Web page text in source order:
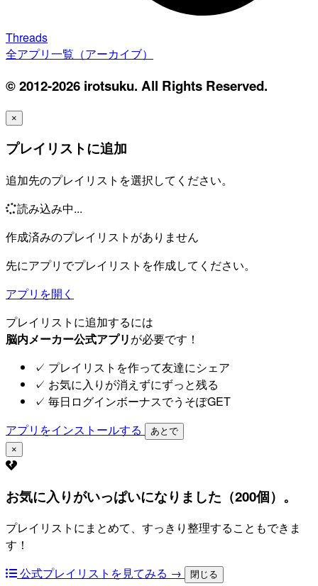
Threads
全アプリ一覧（アーカイブ）
© 2012-2026 irotsuku. All Rights Reserved.
×
プレイリストに追加
追加先のプレイリストを選択してください。
読み込み中...
作成済みのプレイリストがありません
先にアプリでプレイリストを作成してください。
アプリを開く
プレイリストに追加するには
脳内メーカー公式アプリが必要です！
✓ プレイリストを作って友達にシェア
✓ お気に入りが消えずにずっと残る
✓ 毎日ログインボーナスでうそぽGET
アプリをインストールする
あとで
×
お気に入りがいっぱいになりました（200個）。
プレイリストにまとめて、すっきり整理することもできま
す！
公式プレイリストを見てみる →
閉じる